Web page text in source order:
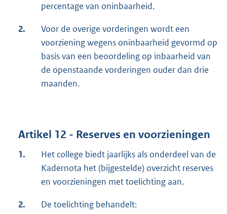
percentage van oninbaarheid.
2.
Voor de overige vorderingen wordt een
voorziening wegens oninbaarheid gevormd op
basis van een beoordeling op inbaarheid van
de openstaande vorderingen ouder dan drie
maanden.
Artikel 12 - Reserves en voorzieningen
1.
Het college biedt jaarlijks als onderdeel van de
Kadernota het (bijgestelde) overzicht reserves
en voorzieningen met toelichting aan.
2. De toelichting behandelt: